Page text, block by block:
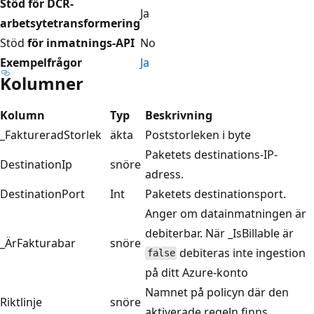
Stöd för DCR-
arbetsytetransformering
Ja
Stöd för inmatnings-API No
Exempelfrågor
Ja
Kolumner
Kolumn Typ
Beskrivning
_FaktureradStorlek äkta
Poststorleken i byte
DestinationIp
snöre
Paketets destinations-IP-
adress.
DestinationPort
Int Paketets destinationsport.
_ÄrFakturabar snöre
Anger om datainmatningen är
debiterbar. När _IsBillable är
false debiteras inte ingestion
på ditt Azure-konto
Riktlinje
snöre
Namnet på policyn där den